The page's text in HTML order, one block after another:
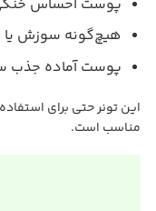
پوست احساس
هیچ‌گونه سوزش
پوست آماده جذب
مناسب است.